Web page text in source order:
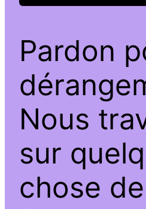
Pardon
Nous
sur
chose de